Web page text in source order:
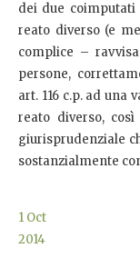
dei due
reato diverso (e
complice –
persone,
art. 116 c.p. ad
reato diverso,
giurisprudenziale
sostanzialmente
1 Oct
2014